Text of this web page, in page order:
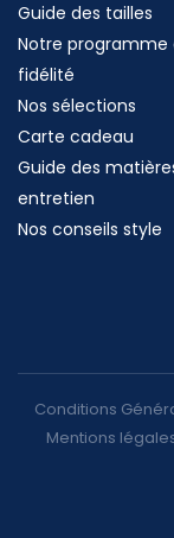
Guide des tailles
Notre programme
fidélité
Nos sélections
Carte cadeau
Guide des
entretien
Nos conseils style
Conditions
Mentions